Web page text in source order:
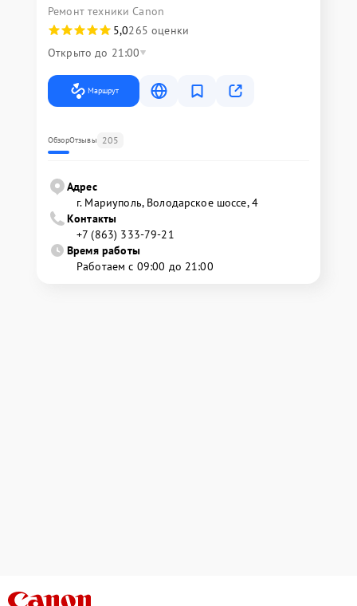
Ремонт техники Canon
5,0265 оценки
Открыто до 21:00
Маршрут
ОбзорОтзывы 205
Адрес
г. Мариуполь, Володарское шоссе, 4
Контакты
+7 (863) 333-79-21
Время работы
Работаем с 09:00 до 21:00